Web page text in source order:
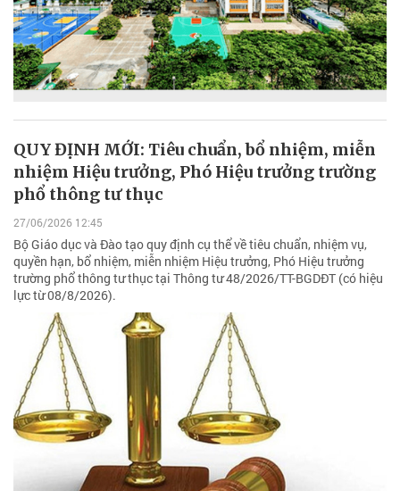
QUY ĐỊNH MỚI: Tiêu chuẩn, bổ nhiệm, miễn
nhiệm Hiệu trưởng, Phó Hiệu trưởng trường
phổ thông tư thục
27/06/2026 12:45
Bộ Giáo dục và Đào tạo quy định cụ thể về tiêu chuẩn, nhiệm vụ,
quyền hạn, bổ nhiệm, miễn nhiệm Hiệu trưởng, Phó Hiệu trưởng
trường phổ thông tư thục tại Thông tư 48/2026/TT-BGDĐT (có hiệu
lực từ 08/8/2026).